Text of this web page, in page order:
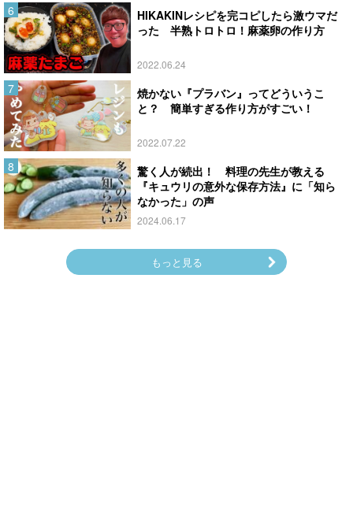
HIKAKINレシピを完コピしたら激ウマだ
った 半熟トロトロ！麻薬卵の作り方
2022.06.24
焼かない『プラバン』ってどういうこ
と？ 簡単すぎる作り方がすごい！
2022.07.22
驚く人が続出！ 料理の先生が教える
『キュウリの意外な保存方法』に「知ら
なかった」の声
2024.06.17
もっと見る